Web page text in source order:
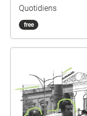
Quotidiens
free